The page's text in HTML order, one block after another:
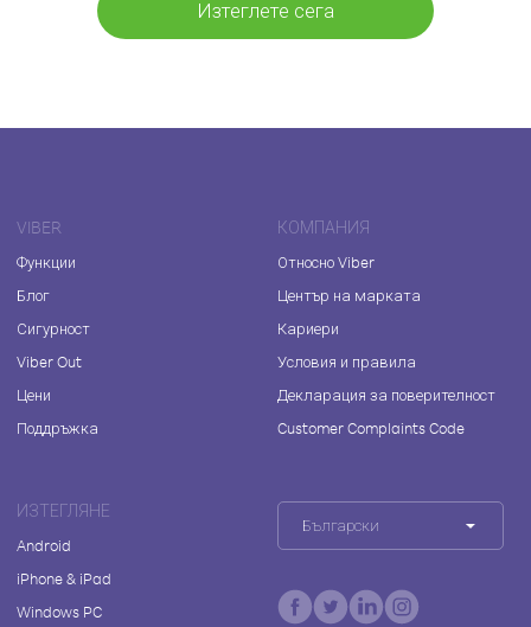
Изтеглете сега
VIBER
Функции
Блог
Сигурност
Viber Out
Цени
Поддръжка
КОМПАНИЯ
Относно Viber
Център на марката
Кариери
Условия и правила
Декларация за поверителност
Customer Complaints Code
ИЗТЕГЛЯНЕ
Android
iPhone & iPad
Windows PC
Български